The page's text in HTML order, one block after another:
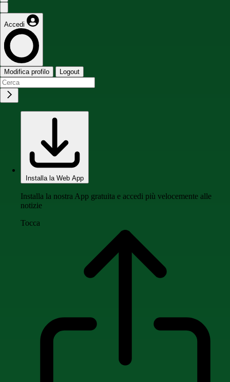
Accedi
Modifica profilo Logout
Installa la Web App
Installa la nostra App gratuita e accedi più velocemente alle
notizie
Tocca